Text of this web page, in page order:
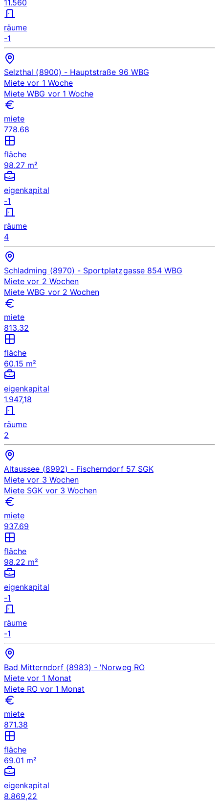
11.560
räume
-1
Selzthal (8900) - Hauptstraße 96 WBG
Miete vor 1 Woche
Miete WBG vor 1 Woche
miete
778.68
fläche
98.27 m²
eigenkapital
-1
räume
4
Schladming (8970) - Sportplatzgasse 854 WBG
Miete vor 2 Wochen
Miete WBG vor 2 Wochen
miete
813.32
fläche
60.15 m²
eigenkapital
1.947,18
räume
2
Altaussee (8992) - Fischerndorf 57 SGK
Miete vor 3 Wochen
Miete SGK vor 3 Wochen
miete
937.69
fläche
98.22 m²
eigenkapital
-1
räume
-1
Bad Mitterndorf (8983) - 'Norweg RO
Miete vor 1 Monat
Miete RO vor 1 Monat
miete
871.38
fläche
69.01 m²
eigenkapital
8.869,22